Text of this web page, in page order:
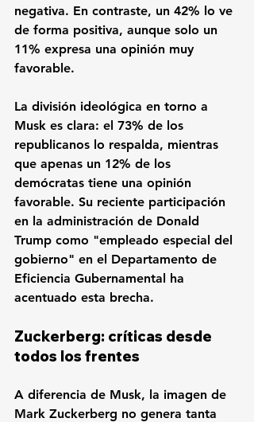
negativa. En contraste, un 42% lo ve
de forma positiva, aunque solo un
11% expresa una opinión muy
favorable.
La división ideológica en torno a
Musk es clara: el 73% de los
republicanos lo respalda, mientras
que apenas un 12% de los
demócratas tiene una opinión
favorable. Su reciente participación
en la administración de Donald
Trump como "empleado especial del
gobierno" en el Departamento de
Eficiencia Gubernamental ha
acentuado esta brecha.
Zuckerberg: críticas desde
todos los frentes
A diferencia de Musk, la imagen de
Mark Zuckerberg no genera tanta